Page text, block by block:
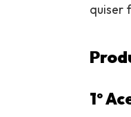
quiser
1º